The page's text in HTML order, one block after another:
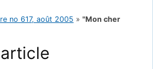
no 617, août 2005 » "Mon cher